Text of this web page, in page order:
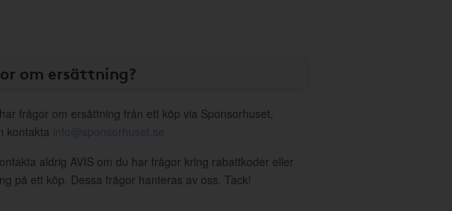
om ersättning?
frågor om ersättning från ett köp via Sponsorhuset,
kontakta info@sponsorhuset.se
aldrig AVIS om du har frågor kring rabattkoder eller
på ett köp. Dessa frågor hanteras av oss. Tack!